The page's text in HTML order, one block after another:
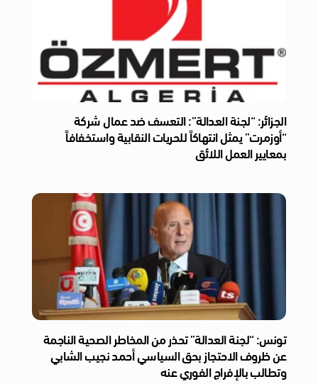
الجزائر: “لجنة العدالة”: التعسف ضد عمال شركة
“أوزمرت” يمثل انتهاكاً للحريات النقابية واستخفافاً
بمعايير العمل اللائق
تونس: “لجنة العدالة” تحذر من المخاطر الصحية الناجمة
عن ظروف الاحتجاز بحق السياسي أحمد نجيب الشابي
وتطالب بالإفراج الفوري عنه